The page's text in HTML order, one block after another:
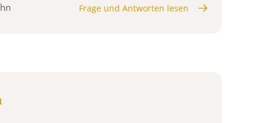
Frage und Antworten lesen